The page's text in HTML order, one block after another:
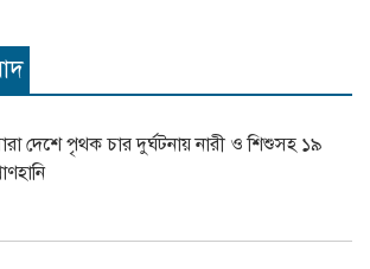
দেশে পৃথক চার দুর্ঘটনায় নারী ও শিশুসহ ১৯